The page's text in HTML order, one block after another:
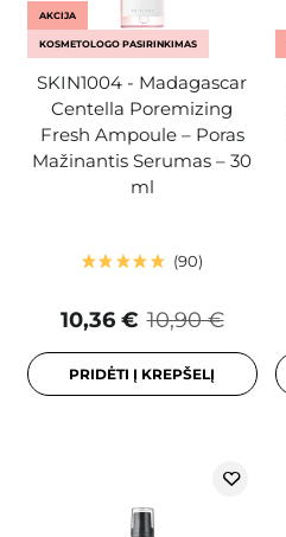
AKCIJA
KOSMETOLOGO PASIRINKIMAS
SKIN1004 - Madagascar
Centella Poremizing
Fresh Ampoule – Poras
Mažinantis Serumas – 30
ml
90
10,90 €
10,36 €
PRIDĖTI Į KREPŠELĮ